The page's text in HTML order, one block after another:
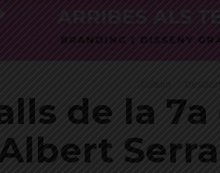
Cultura
de la